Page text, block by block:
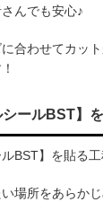
んでも安心♪
合わせてカッ
ールBST】
BST】を貼る工
場所をあらか